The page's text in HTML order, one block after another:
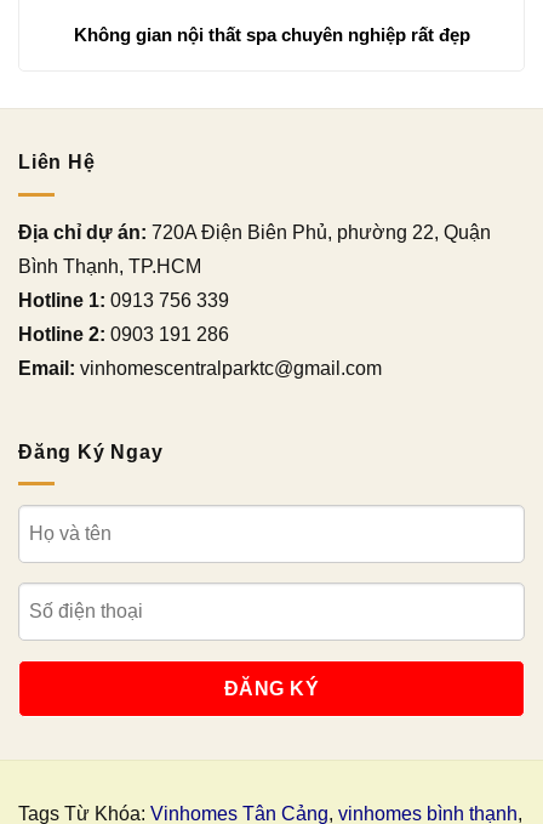
Không gian nội thất spa chuyên nghiệp rất đẹp
Liên Hệ
Địa chỉ dự án: 720A Điện Biên Phủ, phường 22, Quận
Bình Thạnh, TP.HCM
Hotline 1: 0913 756 339
Hotline 2: 0903 191 286
Email: vinhomescentralparktc@gmail.com
Đăng Ký Ngay
Tags Từ Khóa: Vinhomes Tân Cảng, vinhomes bình thạnh,